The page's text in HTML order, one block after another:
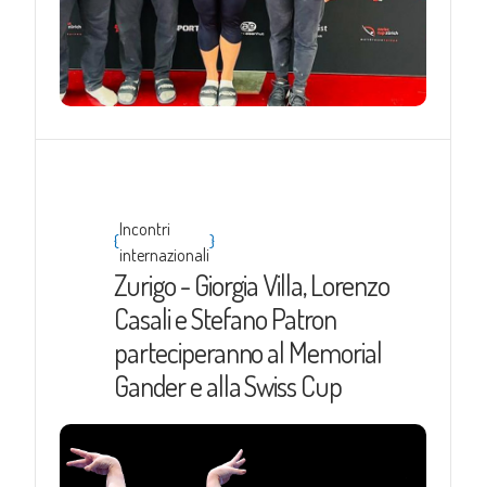
{
Incontri
internazionali
}
Zurigo - Giorgia Villa, Lorenzo
Casali e Stefano Patron
parteciperanno al Memorial
Gander e alla Swiss Cup